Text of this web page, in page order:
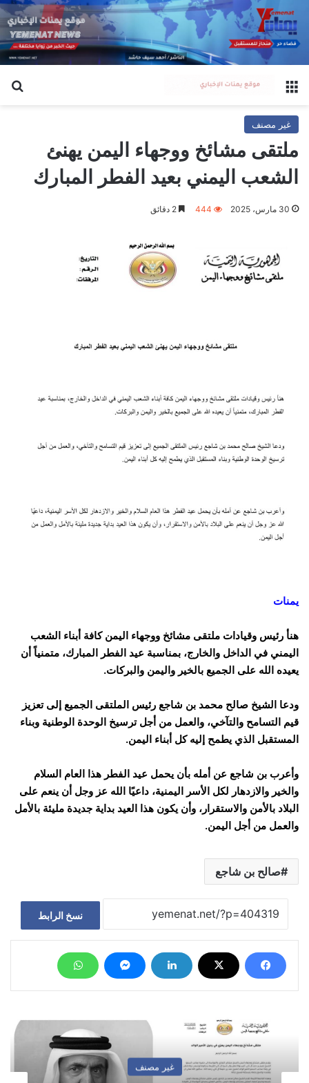
القائمة
غير مصنف
ملتقى مشائخ ووجهاء اليمن يهنئ
الشعب اليمني بعيد الفطر المبارك
30 مارس، 2025 444
يمنات
هنأ رئيس وقيادات ملتقى مشائخ ووجهاء اليمن كافة أبناء الشعب
اليمني في الداخل والخارج، بمناسبة عيد الفطر المبارك، متمنياً أن
يعيده الله على الجميع بالخير واليمن والبركات.
ودعا الشيخ صالح محمد بن شاجع رئيس الملتقى الجميع إلى تعزيز
قيم التسامح والتآخي، والعمل من أجل ترسيخ الوحدة الوطنية وبناء
المستقبل الذي يطمح إليه كل أبناء اليمن.
وأعرب بن شاجع عن أمله بأن يحمل عيد الفطر هذا العام السلام
والخير والازدهار لكل الأسر اليمنية، داعيًا الله عز وجل أن ينعم على
البلاد بالأمن والاستقرار، وأن يكون هذا العيد بداية جديدة مليئة بالأمل
والعمل من أجل اليمن.
صالح بن شاجع
نسخ الرابط
غير مصنف